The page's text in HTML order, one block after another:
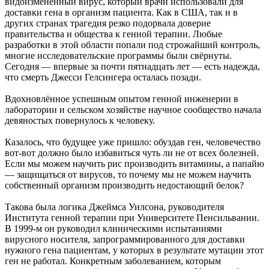
доставки гена в организм пациента. Как в США, так и в
других странах трагедия резко подорвала доверие
правительства и общества к генной терапии. Любые
разработки в этой области попали под строжайший контроль,
многие исследовательские программы были свёрнуты.
Сегодня — впервые за почти пятнадцать лет — есть надежда,
что смерть Джесси Гелсингера осталась позади.
Вдохновлённое успешным опытом генной инженерии в
лаборатории и сельском хозяйстве научное сообщество начала
девяностых повернулось к человеку.
Казалось, что будущее уже пришло: обуздав ген, человечество
вот-вот должно было избавиться чуть ли не от всех болезней.
Если мы можем научить рис производить витамины, а папайю
— защищаться от вирусов, то почему мы не можем научить
собственный организм производить недостающий белок?
Такова была логика Джеймса Уилсона, руководителя
Института генной терапии при Университете Пенсильвании.
В 1999-м он руководил клиническими испытаниями
вирусного носителя, запрограммированного для доставки
нужного гена пациентам, у которых в результате мутации этот
ген не работал. Конкретным заболеванием, которым